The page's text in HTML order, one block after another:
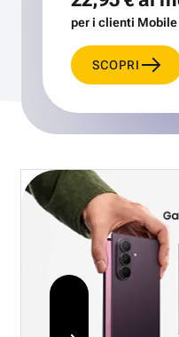
per i clienti Mobile
SCOPRI